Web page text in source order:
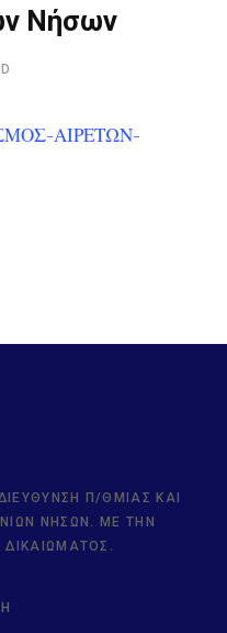
Νήσων
ΑΙΡΕΤΩΝ-
Π/ΘΜΙΑΣ ΚΑΙ
ΝΉΣΩΝ. ΜΕ ΤΗΝ